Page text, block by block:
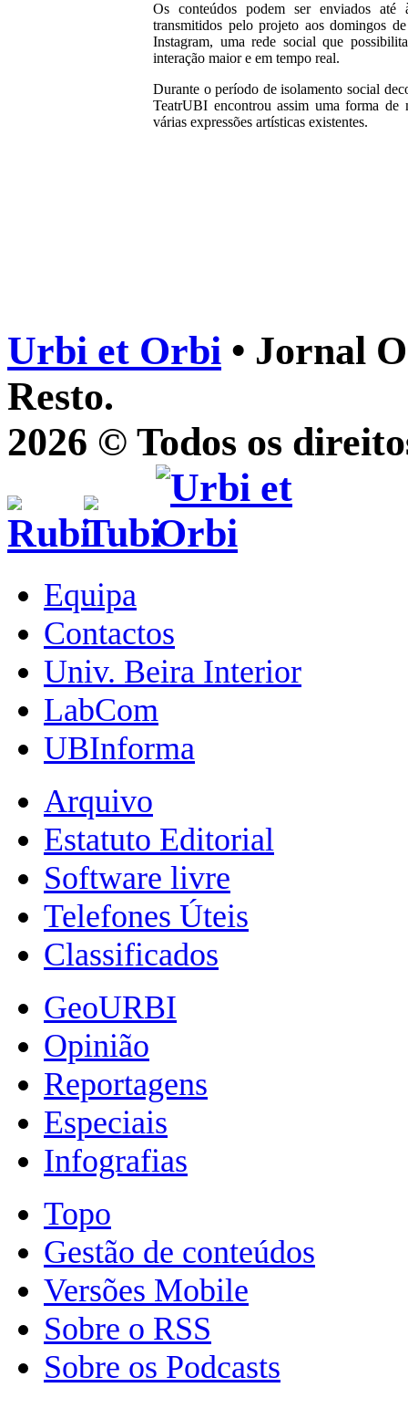
Os conteúdos podem ser enviados até
transmitidos pelo projeto aos domingos
Instagram, uma rede social que
interação maior e em tempo real.
Durante o período de isolamento social
TeatrUBI encontrou assim uma forma de
várias expressões artísticas existentes.
Urbi et Orbi • Jornal
Resto.
2026 © Todos os
Equipa
Contactos
Univ. Beira Interior
LabCom
UBInforma
Arquivo
Estatuto Editorial
Software livre
Telefones Úteis
Classificados
GeoURBI
Opinião
Reportagens
Especiais
Infografias
Topo
Gestão de conteúdos
Versões Mobile
Sobre o RSS
Sobre os Podcasts